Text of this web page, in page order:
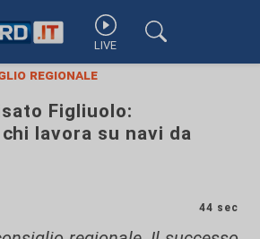
LIVE
regionale
Figliuolo:
lavora su navi da
44 sec